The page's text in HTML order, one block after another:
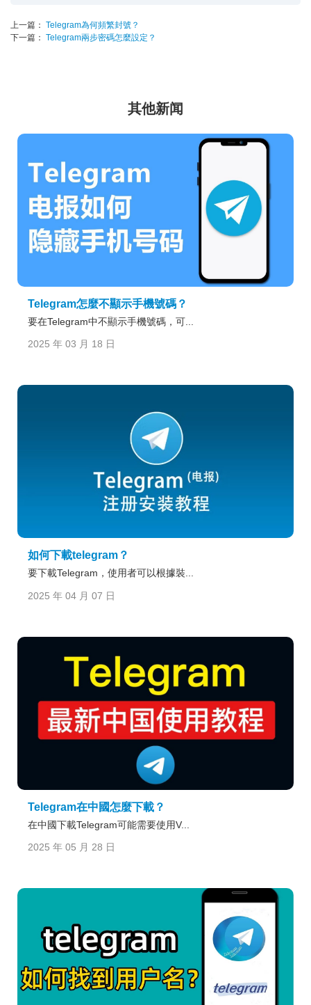
上一篇： Telegram為何頻繁封號？
下一篇： Telegram兩步密碼怎麼設定？
其他新闻
Telegram怎麼不顯示手機號碼？
要在Telegram中不顯示手機號碼，可...
2025 年 03 月 18 日
如何下載telegram？
要下載Telegram，使用者可以根據裝...
2025 年 04 月 07 日
Telegram在中國怎麼下載？
在中國下載Telegram可能需要使用V...
2025 年 05 月 28 日